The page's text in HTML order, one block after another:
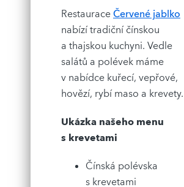
RestauraceČervené jablko
nabízí tradiční čínskou
a thajskou kuchyni. Vedle
salátů a polévek máme
v nabídce kuřecí, vepřové,
hovězí, rybí maso a krevety.
Ukázka našeho menu
s krevetami
Čínská polévska
s krevetami